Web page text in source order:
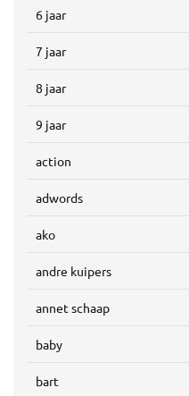
6 jaar
7 jaar
8 jaar
9 jaar
action
adwords
ako
andre kuipers
annet schaap
baby
bart